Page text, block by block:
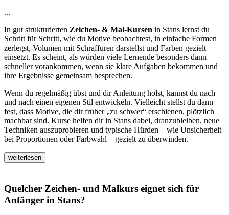
...
In gut strukturierten Zeichen- & Mal-Kursen in Stans lernst du
Schritt für Schritt, wie du Motive beobachtest, in einfache Formen
zerlegst, Volumen mit Schraffuren darstellst und Farben gezielt
einsetzt. Es scheint, als würden viele Lernende besonders dann
schneller vorankommen, wenn sie klare Aufgaben bekommen und
ihre Ergebnisse gemeinsam besprechen.
Wenn du regelmäßig übst und dir Anleitung holst, kannst du nach
und nach einen eigenen Stil entwickeln. Vielleicht stellst du dann
fest, dass Motive, die dir früher „zu schwer“ erschienen, plötzlich
machbar sind. Kurse helfen dir in Stans dabei, dranzubleiben, neue
Techniken auszuprobieren und typische Hürden – wie Unsicherheit
bei Proportionen oder Farbwahl – gezielt zu überwinden.
weiterlesen
Quelcher Zeichen- und Malkurs eignet sich für
Anfänger in Stans?